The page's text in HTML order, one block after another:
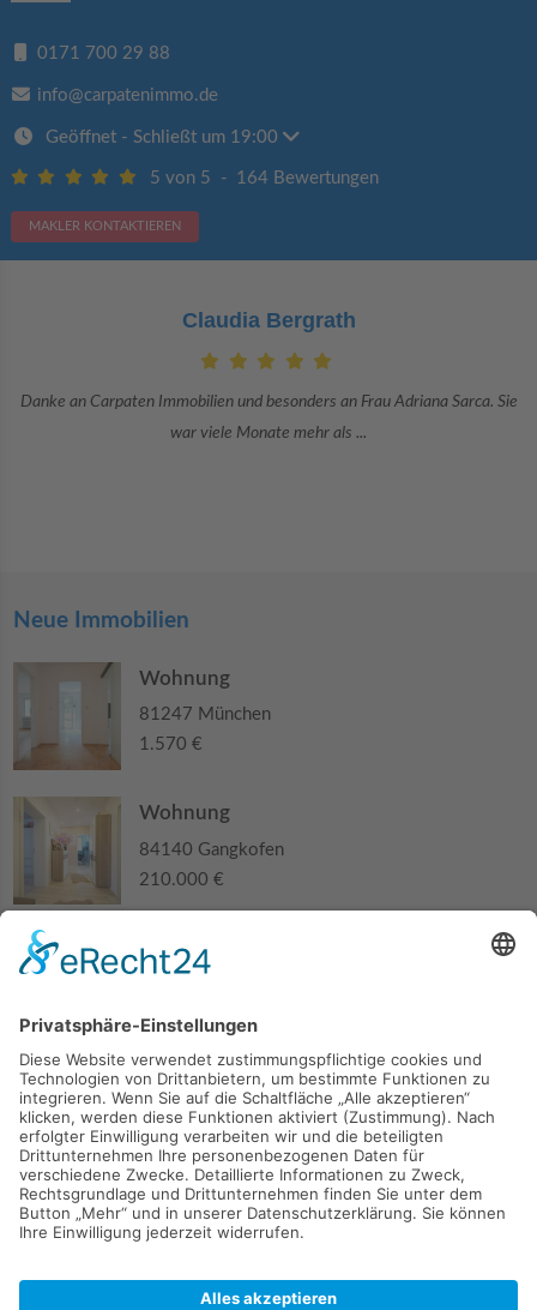
0171 700 29 88
info@carpatenimmo.de
Geöffnet - Schließt um 19:00
5 von 5 - 164 Bewertungen
MAKLER KONTAKTIEREN
Claudia Bergrath
Danke an Carpaten Immobilien und besonders an Frau Adriana Sarca. Sie
war viele Monate mehr als ...
Neue Immobilien
Wohnung
81247 München
1.570 €
Wohnung
84140 Gangkofen
210.000 €
Haus
285.000 €
Kaufen Verkaufen Mieten Vermieten
Kontakt Impressum